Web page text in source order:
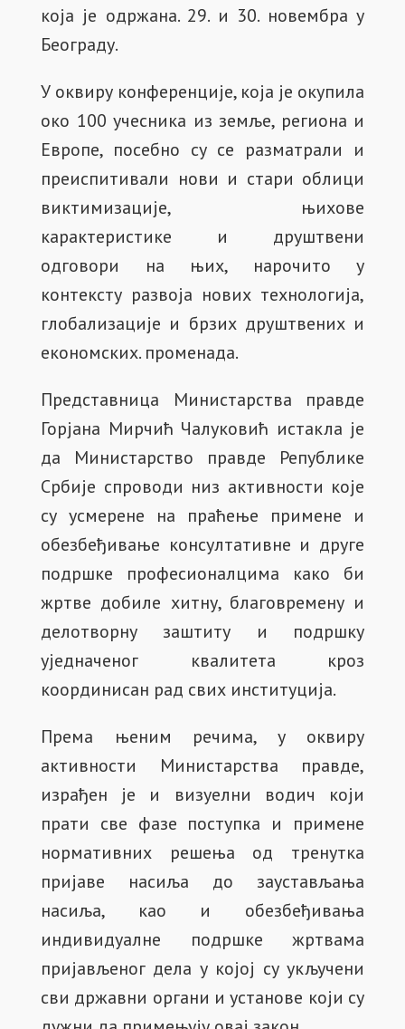
која је одржана. 29. и 30. новембра у
Београду.
У оквиру конференције, која је окупила
око 100 учесника из земље, региона и
Европе, посебно су се разматрали и
преиспитивали нови и стари облици
виктимизације, њихове
карактеристике и друштвени
одговори на њих, нарочито у
контексту развоја нових технологија,
глобализације и брзих друштвених и
економских. променада.
Представница Министарства правде
Горјана Мирчић Чалуковић истакла је
да Министарство правде Републике
Србије спроводи низ активности које
су усмерене на праћење примене и
обезбеђивање консултативне и друге
подршке професионалцима како би
жртве добиле хитну, благовремену и
делотворну заштиту и подршку
уједначеног квалитета кроз
координисан рад свих институција.
Према њеним речима, у оквиру
активности Министарства правде,
израђен је и визуелни водич који
прати све фазе поступка и примене
нормативних решења од тренутка
пријаве насиља до заустављања
насиља, као и обезбеђивања
индивидуалне подршке жртвама
пријављеног дела у којој су укључени
сви државни органи и установе који су